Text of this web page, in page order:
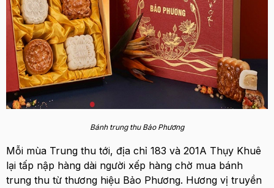
Bánh trung thu Bảo Phương
Mỗi mùa Trung thu tới, địa chỉ 183 và 201A Thụy Khuê
lại tấp nập hàng dài người xếp hàng chờ mua bánh
trung thu từ thương hiệu Bảo Phương. Hương vị truyền